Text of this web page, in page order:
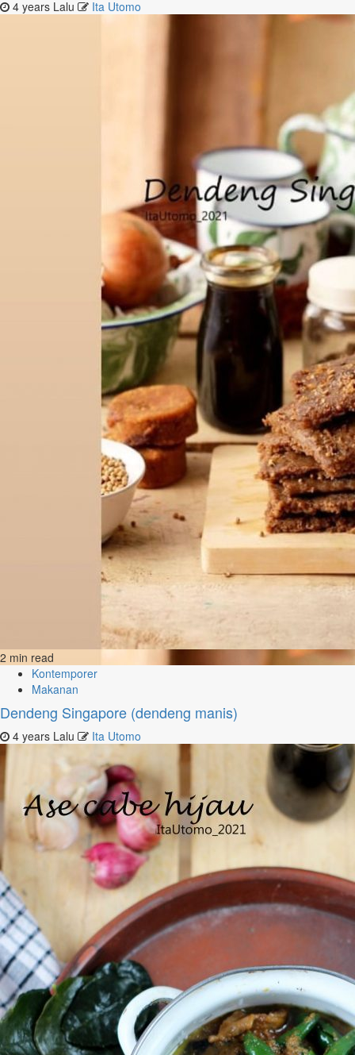
4 years Lalu Ita Utomo
2 min read
Kontemporer
Makanan
Dendeng Singapore (dendeng manis)
4 years Lalu Ita Utomo